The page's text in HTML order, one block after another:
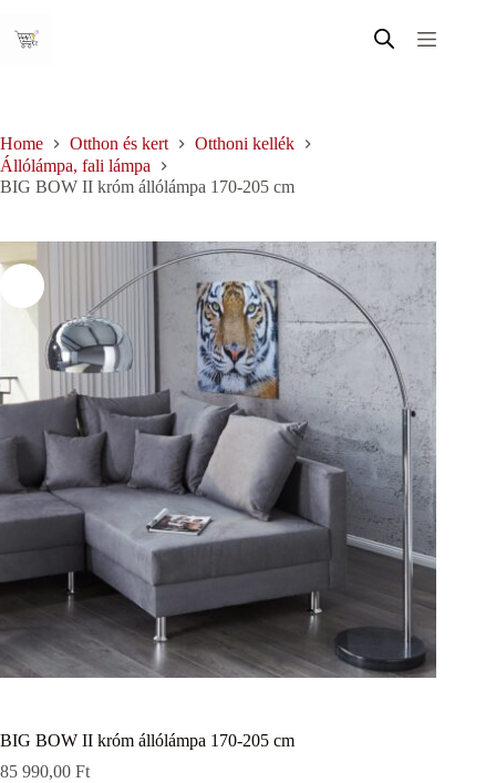
content
Home Otthon és kert
Otthoni kellék
Állólámpa, fali lámpa
BIG BOW II króm állólámpa 170-205 cm
BIG BOW II króm állólámpa 170-205 cm
85 990,00 Ft